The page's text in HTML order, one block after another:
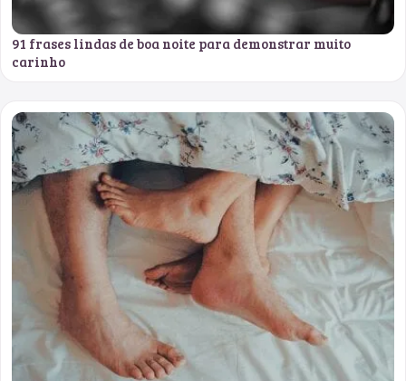
91 frases lindas de boa noite para demonstrar muito
carinho